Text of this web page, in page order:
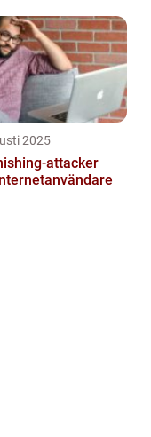
2025
attacker